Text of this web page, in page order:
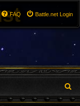
Battle.net Login
FAQ
u